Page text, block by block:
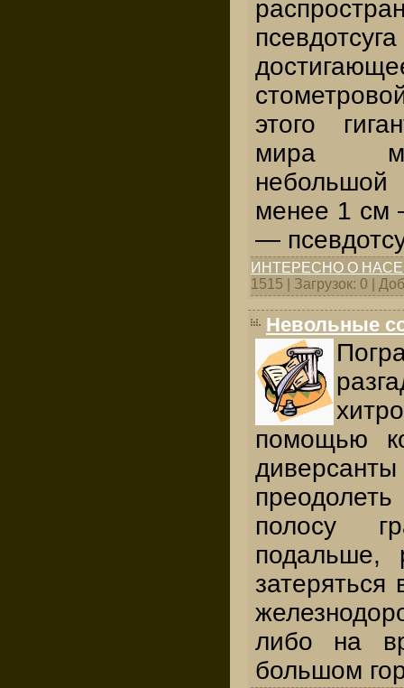
этого
мира
менее 1 см
—
ИНТЕРЕСНО О
1515 | Загрузок: 0 |
Невольные
помощью
полосу
подальше,
затеряться
либо на
большом